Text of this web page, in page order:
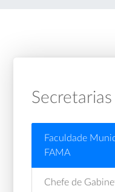
Secretarias
Faculdade
FAMA
Chefe de